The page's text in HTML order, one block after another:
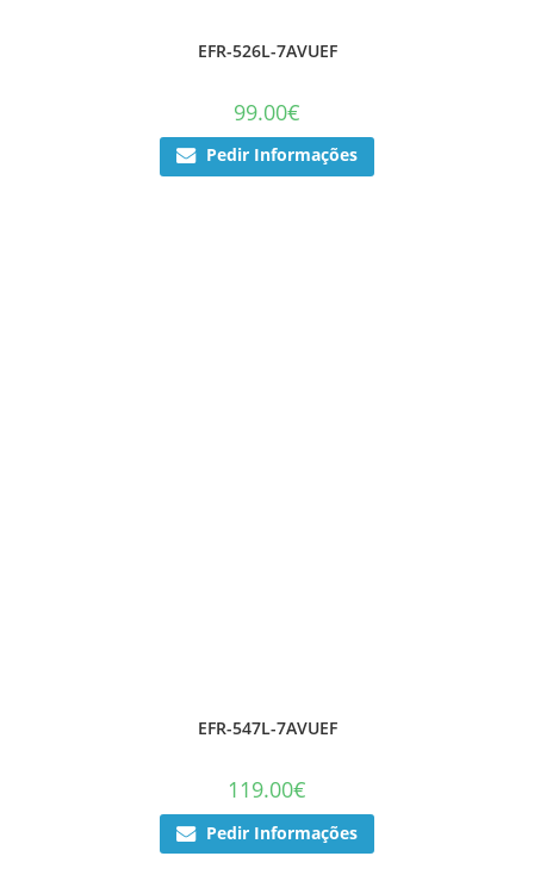
EFR-526L-7AVUEF
99.00€
Pedir Informações
EFR-547L-7AVUEF
119.00€
Pedir Informações